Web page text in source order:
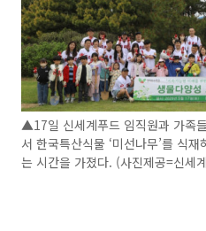
▲17일 신세계푸드 임직원과 가족
서 한국특산식물 ‘미선나무’를 식
는 시간을 가졌다. (사진제공=신세